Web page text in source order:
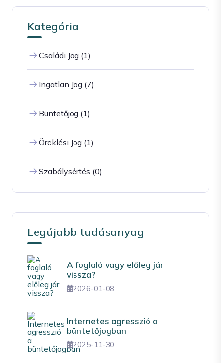
Kategória
Családi Jog (1)
Ingatlan Jog (7)
Büntetőjog (1)
Öröklési Jog (1)
Szabálysértés (0)
Legújabb tudásanyag
A foglaló vagy előleg jár
vissza?
2026-01-08
Internetes agresszió a
büntetőjogban
2025-11-30